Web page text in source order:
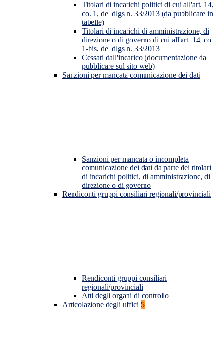
Titolari di incarichi politici di cui all'art. 14,
co. 1, del dlgs n. 33/2013 (da pubblicare in
tabelle)
Titolari di incarichi di amministrazione, di
direzione o di governo di cui all'art. 14, co.
1-bis, del dlgs n. 33/2013
Cessati dall'incarico (documentazione da
pubblicare sul sito web)
Sanzioni per mancata comunicazione dei dati
Sanzioni per mancata o incompleta
comunicazione dei dati da parte dei titolari
di incarichi politici, di amministrazione, di
direzione o di governo
Rendiconti gruppi consiliari regionali/provinciali
Rendiconti gruppi consiliari
regionali/provinciali
Atti degli organi di controllo
Articolazione degli uffici 5